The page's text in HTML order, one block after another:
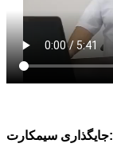
جایگذاری سیمکارت: